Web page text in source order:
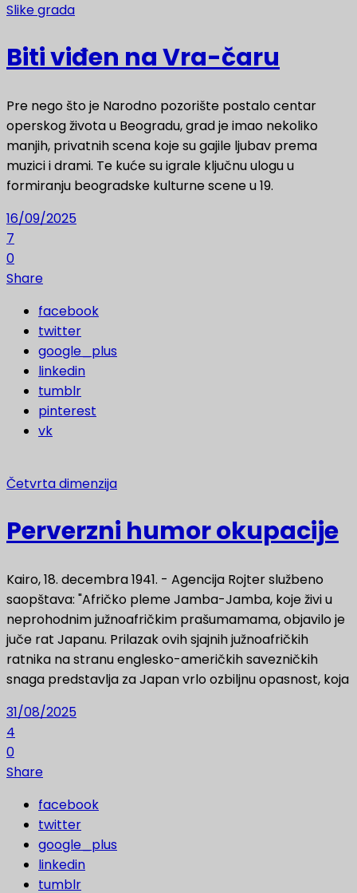
Slike grada
Biti viđen na Vra-čaru
Pre nego što je Narodno pozorište postalo centar
operskog života u Beogradu, grad je imao nekoliko
manjih, privatnih scena koje su gajile ljubav prema
muzici i drami. Te kuće su igrale ključnu ulogu u
formiranju beogradske kulturne scene u 19.
16/09/2025
7
0
Share
facebook
twitter
google_plus
linkedin
tumblr
pinterest
vk
Četvrta dimenzija
Perverzni humor okupacije
Kairo, 18. decembra 1941. - Agencija Rojter službeno
saopštava: "Afričko pleme Jamba-Jamba, koje živi u
neprohodnim južnoafričkim prašumamama, objavilo je
juče rat Japanu. Prilazak ovih sjajnih južnoafričkih
ratnika na stranu englesko-američkih savezničkih
snaga predstavlja za Japan vrlo ozbiljnu opasnost, koja
31/08/2025
4
0
Share
facebook
twitter
google_plus
linkedin
tumblr